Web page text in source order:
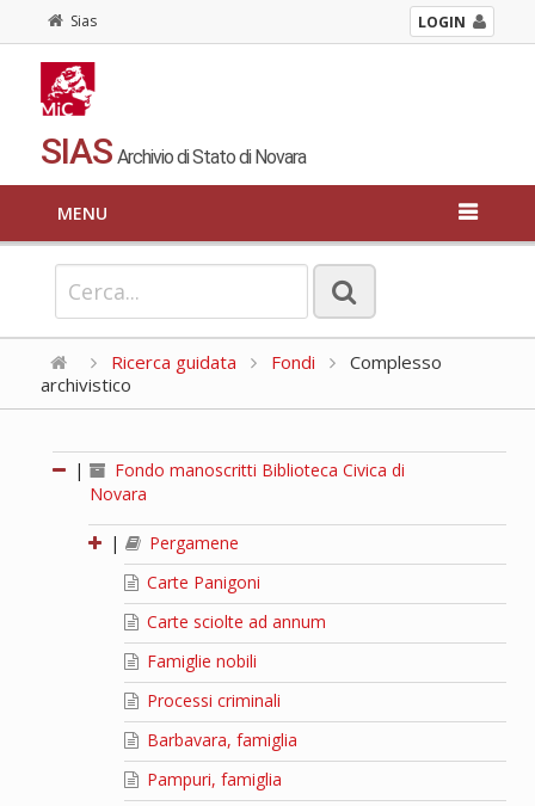
Sias LOGIN
SIAS Archivio di Stato di Novara
MENU
Ricerca guidata Fondi
Complesso
archivistico
|
Fondo manoscritti Biblioteca Civica di
Novara
|
Pergamene
Carte Panigoni
Carte sciolte ad annum
Famiglie nobili
Processi criminali
Barbavara, famiglia
Pampuri, famiglia